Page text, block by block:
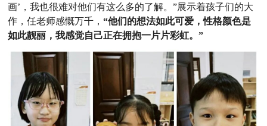
画’，我也很难对他们有这么多的了解。”展示着孩子们的大
作，任老师感慨万千，“他们的想法如此可爱，性格颜色是
如此靓丽，我感觉自己正在拥抱一片片彩虹。”